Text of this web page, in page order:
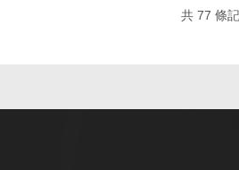
共 77 條